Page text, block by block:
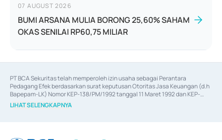
07 AUGUST 2026
BUMI ARSANA MULIA BORONG 25,60% SAHAM
OKAS SENILAI RP60,75 MILIAR
PT BCA Sekuritas telah memperoleh izin usaha sebagai Perantara
Pedagang Efek berdasarkan surat keputusan Otoritas Jasa Keuangan (d.h
Bapepam-LK) Nomor KEP-138/PM/1992 tanggal 11 Maret 1992 dan KEP-
06/D.04/2014 tanggal 28 Februari 2014, izin usaha sebagai Penjamin Emisi
Efek berdasarkan surat keputusan Otoritas Jasa Keuangan Nomor KEP-
LIHAT SELENGKAPNYA